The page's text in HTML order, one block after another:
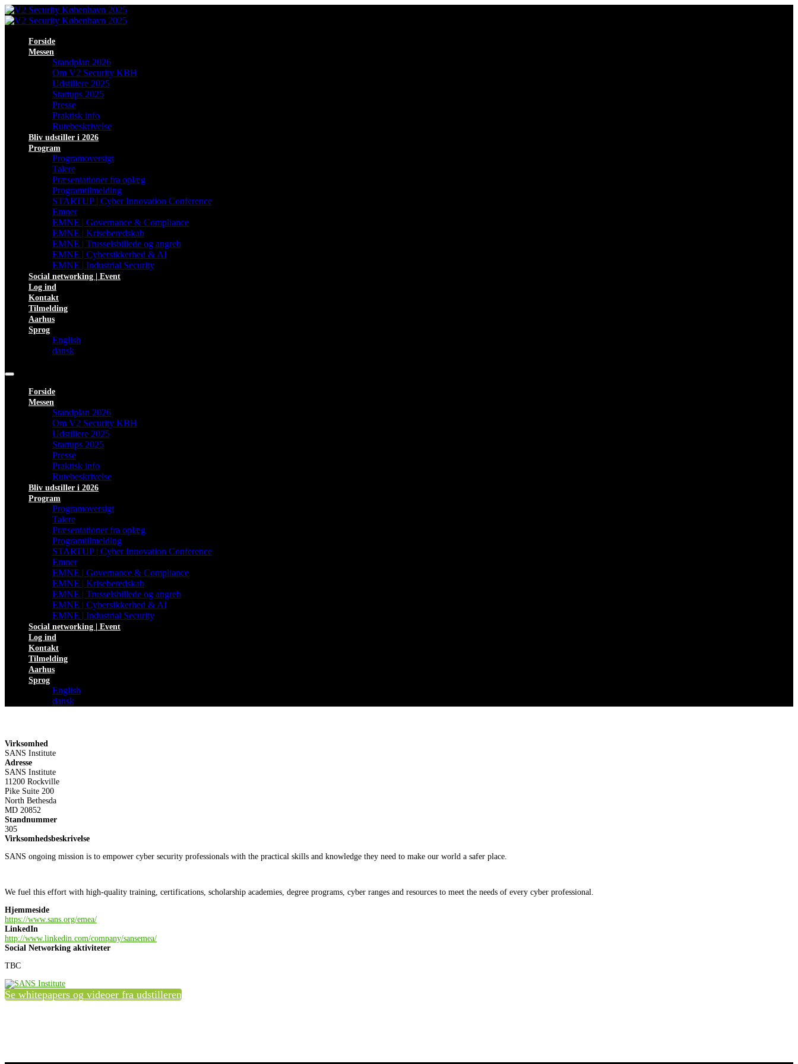
Forside
Messen
Standplan 2026
Om V2 Security KBH
Udstillere 2025
Startups 2025
Presse
Praktisk info
Rutebeskrivelse
Bliv udstiller i 2026
Program
Programoversigt
Talere
Præsentationer fra oplæg
Programtilmelding
STARTUP | Cyber Innovation Conference
Emner
EMNE | Governance & Compliance
EMNE | Kriseberedskab
EMNE | Trusselsbillede og angreb
EMNE | Cybersikkerhed & AI
EMNE | Industrial Security
Social networking | Event
Log ind
Kontakt
Tilmelding
Aarhus
Sprog
English
dansk
Forside
Messen
Standplan 2026
Om V2 Security KBH
Udstillere 2025
Startups 2025
Presse
Praktisk info
Rutebeskrivelse
Bliv udstiller i 2026
Program
Programoversigt
Talere
Præsentationer fra oplæg
Programtilmelding
STARTUP | Cyber Innovation Conference
Emner
EMNE | Governance & Compliance
EMNE | Kriseberedskab
EMNE | Trusselsbillede og angreb
EMNE | Cybersikkerhed & AI
EMNE | Industrial Security
Social networking | Event
Log ind
Kontakt
Tilmelding
Aarhus
Sprog
English
dansk
Virksomhed
SANS Institute
Adresse
SANS Institute
11200 Rockville
Pike Suite 200
North Bethesda
MD 20852
Standnummer
305
Virksomhedsbeskrivelse
SANS ongoing mission is to empower cyber security professionals with the practical skills and knowledge they need to make our world a safer place.
We fuel this effort with high-quality training, certifications, scholarship academies, degree programs, cyber ranges and resources to meet the needs of every cyber professional.
Hjemmeside
https://www.sans.org/emea/
LinkedIn
http://www.linkedin.com/company/sansemea/
Social Networking aktiviteter
TBC
Se whitepapers og videoer fra udstilleren